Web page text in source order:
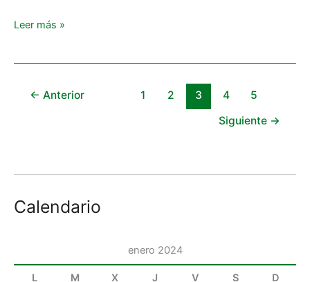
Leer más »
← Anterior 1 2 3 4
5
Siguiente →
Calendario
enero 2024
L M X J V S D